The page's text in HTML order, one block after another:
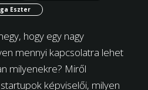
Eszter
hogy egy nagy
mennyi kapcsolatra lehet
milyenekre? Miről
képviselői, milyen